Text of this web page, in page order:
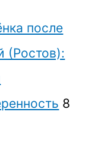
после
(Ростов):
8